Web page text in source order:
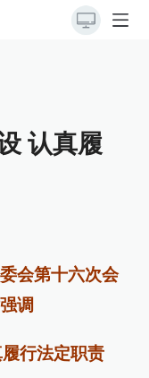
认真履
会第十六次会
调
行法定职责